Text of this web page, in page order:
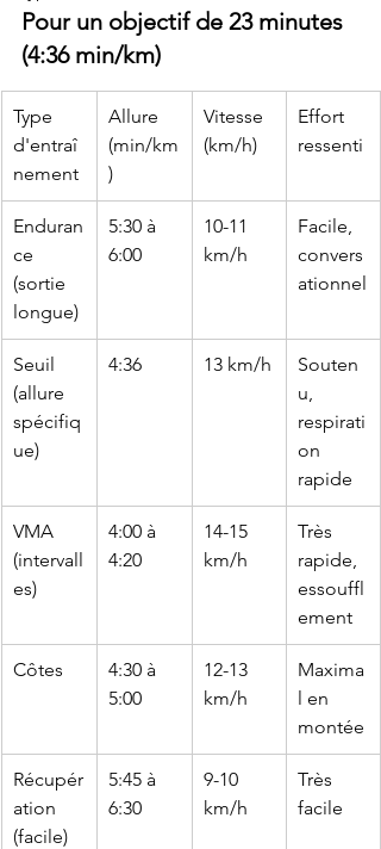
Pour un objectif de 23 minutes
(4:36 min/km)
Type
d'entraî
nement
Allure
(min/km
)
Vitesse
(km/h)
Effort
ressenti
Enduran
ce
(sortie
longue)
5:30 à
6:00
10-11
km/h
Facile,
convers
ationnel
Seuil
(allure
spécifiq
ue)
4:36 13 km/h
Souten
u,
respirati
on
rapide
VMA
(intervall
es)
4:00 à
4:20
14-15
km/h
Très
rapide,
essouffl
ement
Côtes
4:30 à
5:00
12-13
km/h
Maxima
l en
montée
Récupér
ation
(facile)
5:45 à
6:30
9-10
km/h
Très
facile